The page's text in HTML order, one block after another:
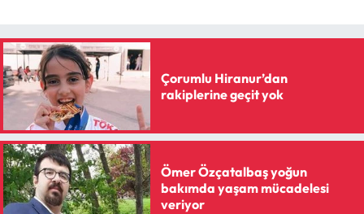
Çorumlu Hiranur’dan
rakiplerine geçit yok
Ömer Özçatalbaş yoğun
bakımda yaşam mücadelesi
veriyor